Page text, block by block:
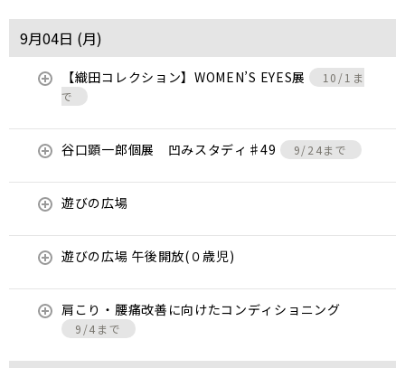
9月04日 (月)
【織田コレクション】WOMEN’S EYES展
10/1ま
で
谷口顕一郎個展 凹みスタディ♯49 9/24まで
遊びの広場
遊びの広場 午後開放(０歳児)
肩こり・腰痛改善に向けたコンディショニング
9/4まで